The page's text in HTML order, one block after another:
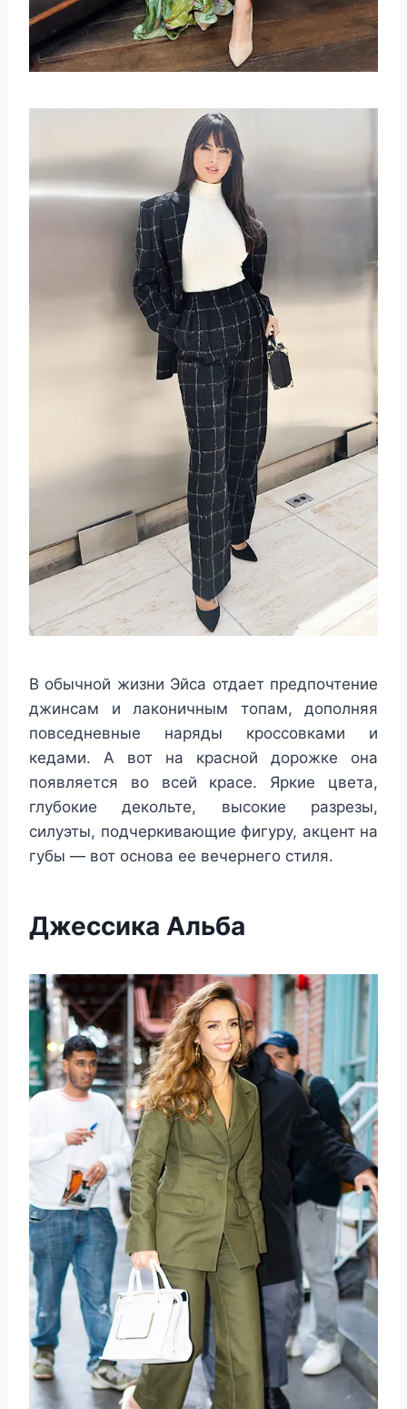
В обычной жизни Эйса отдает предпочтение
джинсам и лаконичным топам, дополняя
повседневные наряды кроссовками и
кедами. А вот на красной дорожке она
появляется во всей красе. Яркие цвета,
глубокие декольте, высокие разрезы,
силуэты, подчеркивающие фигуру, акцент на
губы — вот основа ее вечернего стиля.
Джессика Альба